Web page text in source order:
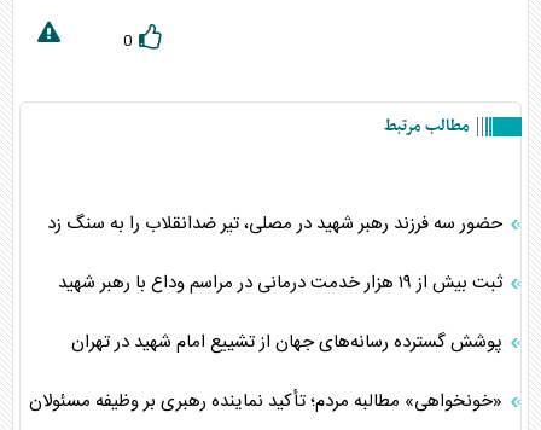
0
مطالب مرتبط
حضور سه فرزند رهبر شهید در مصلی، تیر ضدانقلاب را به سنگ زد
ثبت بیش از ۱۹ هزار خدمت درمانی در مراسم وداع با رهبر شهید
پوشش گسترده رسانه‌های جهان از تشییع امام شهید در تهران
«خونخواهی» مطالبه مردم؛ تأکید نماینده رهبری بر وظیفه مسئولان